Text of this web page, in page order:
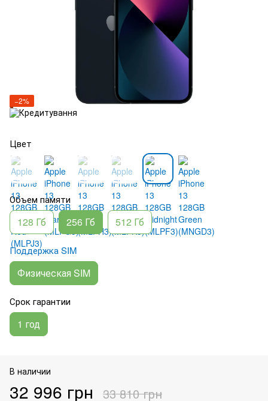
−2%
Цвет
Объем памяти
128 Гб 256 Гб 512 Гб
Поддержка SIM
Физическая SIM
Срок гарантии
1 год
В наличии
32 996 грн 33 810 грн